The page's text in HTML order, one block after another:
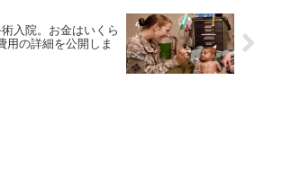
入院。お金はいくら
用の詳細を公開しま